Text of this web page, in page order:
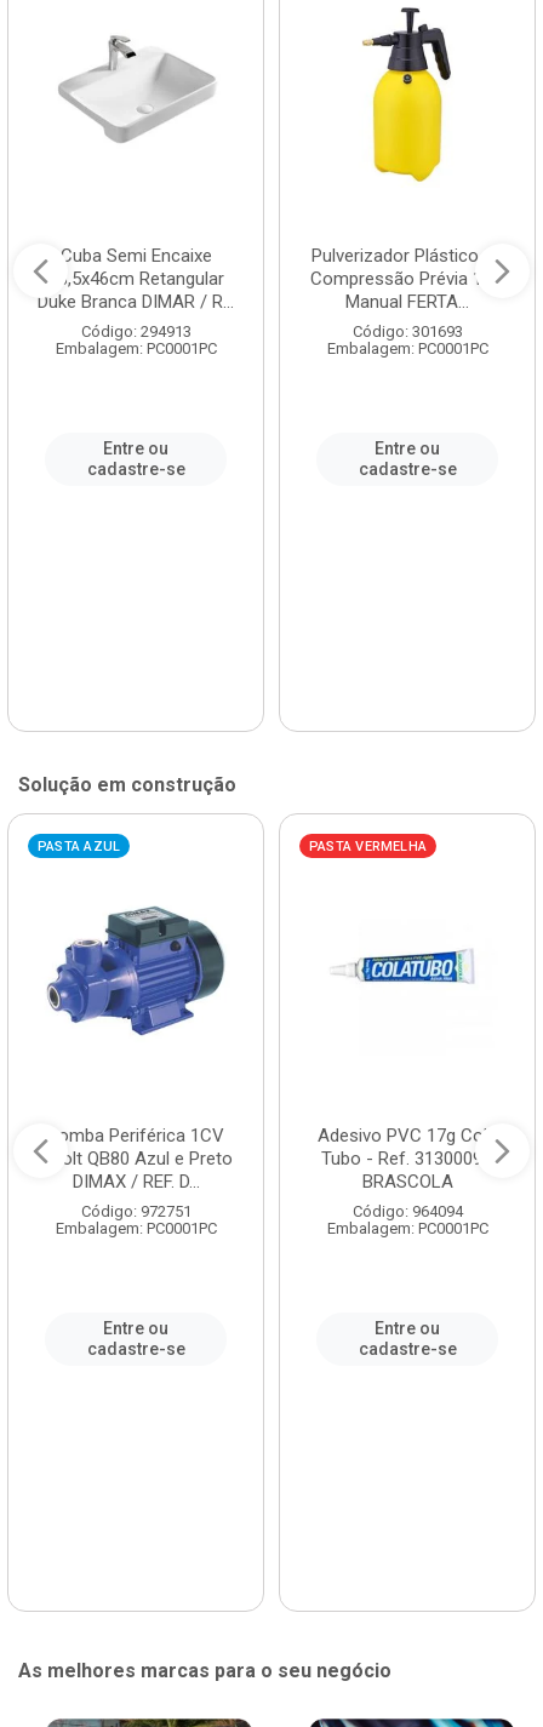
Cuba Semi Encaixe
58,5x46cm Retangular
Duke Branca DIMAR / R...
Código: 294913
Embalagem: PC0001PC
Entre ou
cadastre-se
Pulverizador Plástico de
Compressão Prévia 1,5L
Manual FERTA...
Código: 301693
Embalagem: PC0001PC
Entre ou
cadastre-se
Solução em construção
PASTA AZUL
Bomba Periférica 1CV
Bivolt QB80 Azul e Preto
DIMAX / REF. D...
Código: 972751
Embalagem: PC0001PC
Entre ou
cadastre-se
PASTA VERMELHA
Adesivo PVC 17g Cola
Tubo - Ref. 3130009 -
BRASCOLA
Código: 964094
Embalagem: PC0001PC
Entre ou
cadastre-se
As melhores marcas para o seu negócio